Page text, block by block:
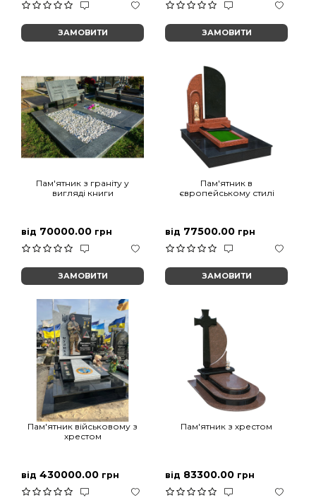
ЗАМОВИТИ ЗАМОВИТИ
Пам'ятник з граніту у
вигляді книги
від 70000.00 грн
ЗАМОВИТИ
Пам'ятник в
європейському стилі
від 77500.00 грн
ЗАМОВИТИ
Пам'ятник військовому з
хрестом
від 430000.00 грн
Пам'ятник з хрестом
від 83300.00 грн